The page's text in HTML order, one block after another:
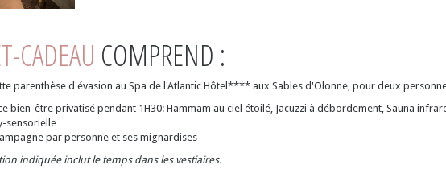
CADEAU COMPREND :
parenthèse d'évasion au Spa de l'Atlantic Hôtel**** aux Sables d'Olonne, pour deux
bien-être privatisé pendant 1H30: Hammam au ciel étoilé, Jacuzzi à débordement, Sauna
sensorielle
par personne et ses mignardises
indiquée inclut le temps dans les vestiaires.